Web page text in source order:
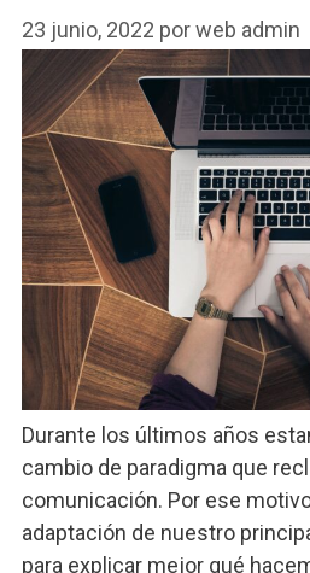
23 junio, 2022 porweb admin
Durante los últimos años
cambio de paradigma que
comunicación. Por ese
adaptación de nuestro
para explicar mejor qué